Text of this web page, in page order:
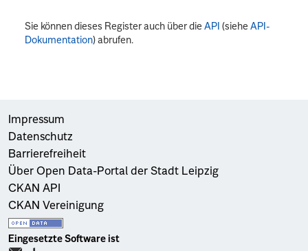
Sie können dieses Register auch über dieAPI (sieheAPI-
Dokumentation) abrufen.
Impressum
Datenschutz
Barrierefreiheit
Über Open Data-Portal der Stadt Leipzig
CKAN API
CKAN Vereinigung
Eingesetzte Software ist